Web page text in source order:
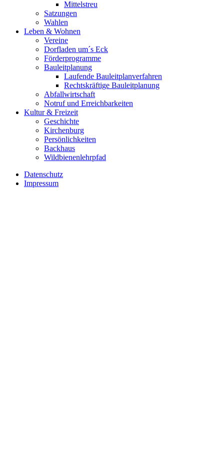
Mittelstreu
Satzungen
Wahlen
Leben & Wohnen
Vereine
Dorfladen um´s Eck
Förderprogramme
Bauleitplanung
Laufende Bauleitplanverfahren
Rechtskräftige Bauleitplanung
Abfallwirtschaft
Notruf und Erreichbarkeiten
Kultur & Freizeit
Geschichte
Kirchenburg
Persönlichkeiten
Backhaus
Wildbienenlehrpfad
Datenschutz
Impressum